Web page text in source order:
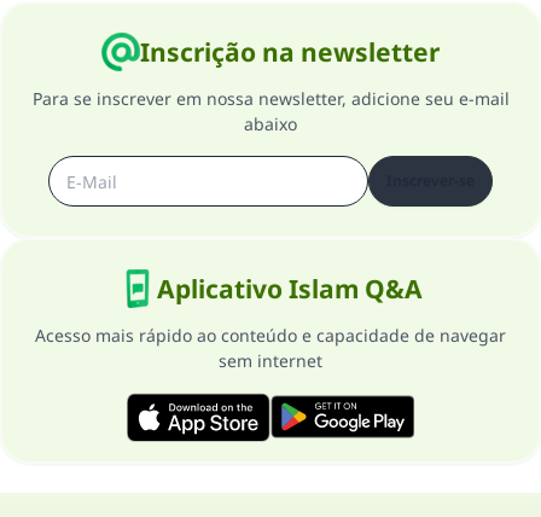
Inscrição na newsletter
Para se inscrever em nossa newsletter, adicione seu e-mail
abaixo
Aplicativo Islam Q&A
Acesso mais rápido ao conteúdo e capacidade de navegar
sem internet